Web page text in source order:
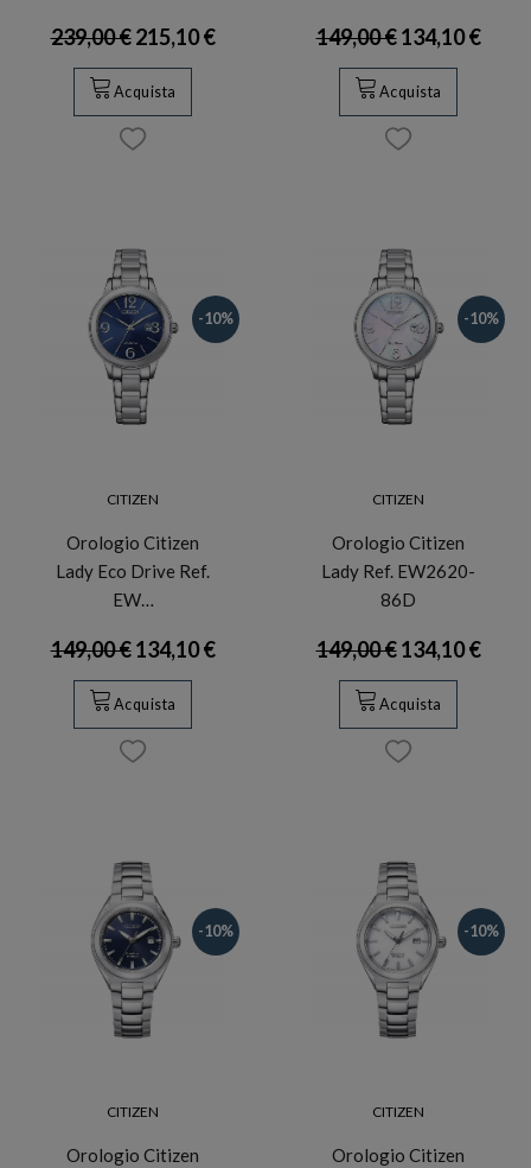
239,00 €215,10 €
Acquista
149,00 €134,10 €
Acquista
-10%
CITIZEN
Orologio Citizen
Lady Eco Drive Ref.
EW…
149,00 €134,10 €
Acquista
-10%
CITIZEN
Orologio Citizen
Lady Ref. EW2620-
86D
149,00 €134,10 €
Acquista
-10%
CITIZEN
Orologio Citizen
-10%
CITIZEN
Orologio Citizen